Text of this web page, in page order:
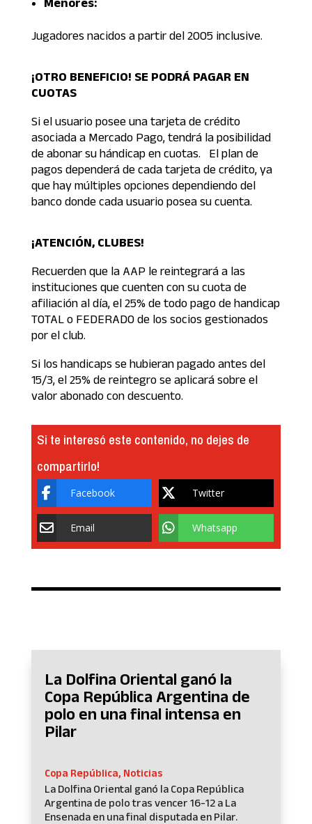
Jugadores nacidos a partir del 2005 inclusive.
¡OTRO BENEFICIO! SE PODRÁ PAGAR EN
CUOTAS
Si el usuario posee una tarjeta de crédito
asociada a Mercado Pago, tendrá la posibilidad
de abonar su hándicap en cuotas. El plan de
pagos dependerá de cada tarjeta de crédito, ya
que hay múltiples opciones dependiendo del
banco donde cada usuario posea su cuenta.
¡ATENCIÓN, CLUBES!
Recuerden que la AAP le reintegrará a las
instituciones que cuenten con su cuota de
afiliación al día, el 25% de todo pago de handicap
TOTAL o FEDERADO de los socios gestionados
por el club.
Si los handicaps se hubieran pagado antes del
15/3, el 25% de reintegro se aplicará sobre el
valor abonado con descuento.
Si te interesó este contenido, no dejes de
compartirlo!
Facebook Twitter
Email Whatsapp
La Dolfina Oriental ganó la
Copa República Argentina de
polo en una final intensa en
Pilar
Copa República, Noticias
La Dolfina Oriental ganó la Copa República
Argentina de polo tras vencer 16-12 a La
Ensenada en una final disputada en Pilar.